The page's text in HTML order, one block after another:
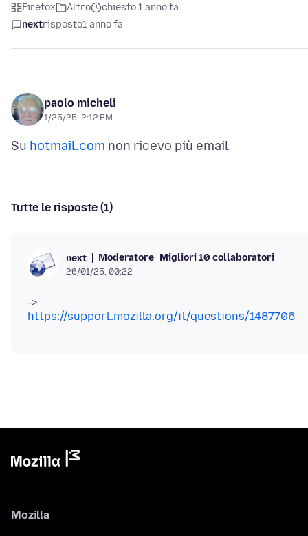
Firefox Altro
chiesto 1 anno fa
nextrisposto1 anno fa
paolo micheli
1/25/25, 2:12 PM
Su hotmail.com
Tutte le risposte (1)
next Moderatore Migliori 10 collaboratori
26/01/25, 00:22
->
https://support.mozilla.org/it/questions/1487706
Mozilla